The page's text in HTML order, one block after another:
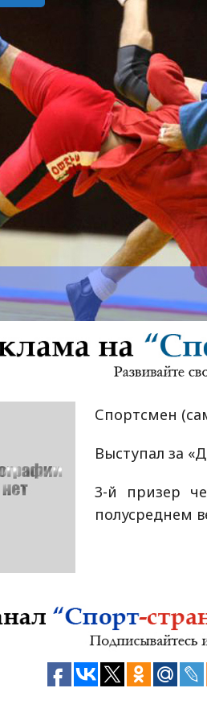
Спортсмен
Выступал за
3-й призер
полусреднем